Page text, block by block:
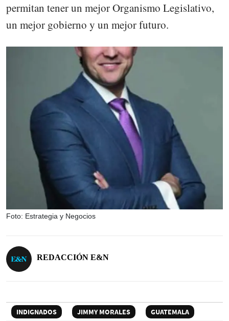
permitan tener un mejor Organismo Legislativo,
un mejor gobierno y un mejor futuro.
Foto: Estrategia y Negocios
REDACCIÓN E&N
INDIGNADOS JIMMY MORALES GUATEMALA